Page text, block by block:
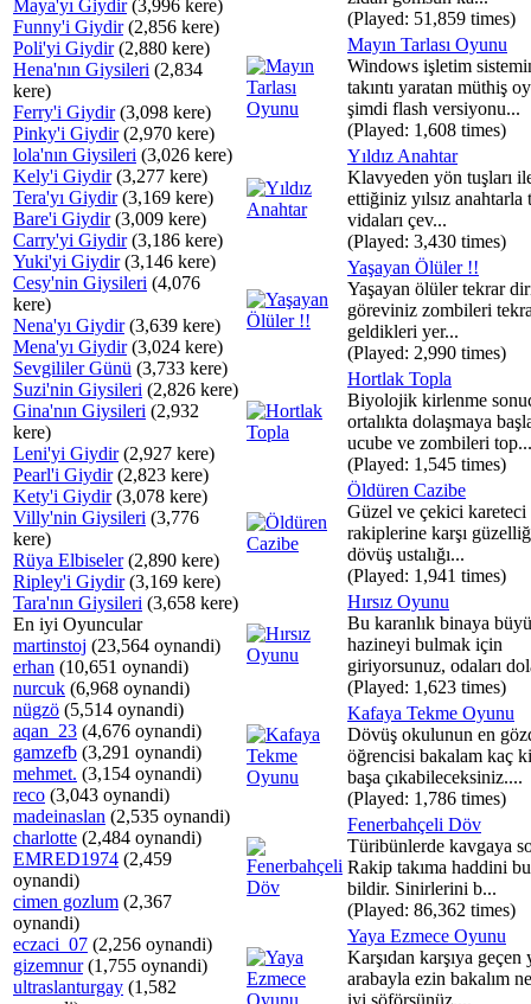
Maya'yı Giydir(3,996 kere)
Funny'i Giydir(2,856 kere)
Poli'yi Giydir(2,880 kere)
Hena'nın Giysileri (2,834
kere)
Ferry'i Giydir(3,098 kere)
Pinky'i Giydir(2,970 kere)
lola'nın Giysileri (3,026 kere)
Kely'i Giydir(3,277 kere)
Tera'yı Giydir(3,169 kere)
Bare'i Giydir(3,009 kere)
Carry'yi Giydir(3,186 kere)
Yuki'yi Giydir(3,146 kere)
Cesy'nin Giysileri (4,076
kere)
Nena'yı Giydir(3,639 kere)
Mena'yı Giydir(3,024 kere)
Sevgililer Günü (3,733 kere)
Suzi'nin Giysileri (2,826 kere)
Gina'nın Giysileri (2,932
kere)
Leni'yi Giydir(2,927 kere)
Pearl'i Giydir(2,823 kere)
Kety'i Giydir(3,078 kere)
Villy'nin Giysileri (3,776
kere)
Rüya Elbiseler(2,890 kere)
Ripley'i Giydir(3,169 kere)
Tara'nın Giysileri (3,658 kere)
En iyi Oyuncular
martinstoj (23,564 oynandi)
erhan (10,651 oynandi)
nurcuk (6,968 oynandi)
nügzö (5,514 oynandi)
aqan_23 (4,676 oynandi)
gamzefb (3,291 oynandi)
mehmet. (3,154 oynandi)
reco (3,043 oynandi)
madeinaslan (2,535 oynandi)
charlotte (2,484 oynandi)
EMRED1974 (2,459
oynandi)
cimen gozlum (2,367
oynandi)
eczaci_07 (2,256 oynandi)
gizemnur(1,755 oynandi)
ultraslanturgay (1,582
(Played: 51,859 times)
Mayın Tarlası Oyunu
Windows işletim
takıntı yaratan müthiş
şimdi flash versiyonu...
(Played: 1,608 times)
Yıldız Anahtar
Klavyeden yön tuşları
ettiğiniz yılsız anahtarla
vidaları çev...
(Played: 3,430 times)
Yaşayan Ölüler !!
Yaşayan ölüler tekrar
göreviniz zombileri
geldikleri yer...
(Played: 2,990 times)
Hortlak Topla
Biyolojik kirlenme
ortalıkta dolaşmaya
ucube ve zombileri top...
(Played: 1,545 times)
Öldüren Cazibe
Güzel ve çekici kareteci
rakiplerine karşı
dövüş ustalığı...
(Played: 1,941 times)
Hırsız Oyunu
Bu karanlık binaya
hazineyi bulmak için
giriyorsunuz, odaları
(Played: 1,623 times)
Kafaya Tekme Oyunu
Dövüş okulunun en
öğrencisi bakalam kaç
başa çıkabileceksiniz....
(Played: 1,786 times)
Fenerbahçeli Döv
Türibünlerde kavgaya
Rakip takıma haddini
bildir. Sinirlerini b...
(Played: 86,362 times)
Yaya Ezmece Oyunu
Karşıdan karşıya geçen
arabayla ezin bakalım
iyi şöförsünüz....